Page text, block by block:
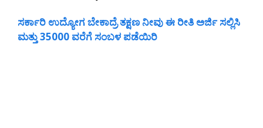
ಸರ್ಕಾರಿ ಉದ್ಯೋಗ ಬೇಕಾದ್ರೆ ತಕ್ಷಣ ನೀವು ಈ ರೀತಿ ಅರ್ಜಿ ಸಲ್ಲಿಸಿ
ಮತ್ತು 35000 ವರೆಗೆ ಸಂಬಳ ಪಡೆಯಿರಿ